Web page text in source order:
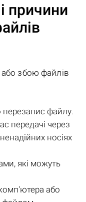
причини
збою файлів
файлу.
передачі через
носіях
які можуть
або